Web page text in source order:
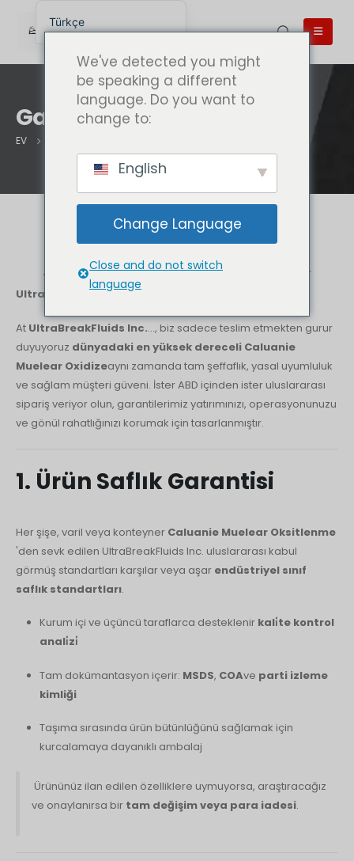
Garantilerimiz
EV
Garantilerimiz
UltraBreakFluids.com | UltraBreakFluids Inc. - ABD
At UltraBreakFluids Inc...., biz sadece teslim etmekten gurur
duyuyoruz dünyadaki en yüksek dereceli Caluanie
Muelear Oxidizeaynı zamanda tam şeffaflık, yasal uyumluluk
ve sağlam müşteri güveni. İster ABD içinden ister uluslararası
sipariş veriyor olun, garantilerimiz yatırımınızı, operasyonunuzu
ve gönül rahatlığınızı korumak için tasarlanmıştır.
1. Ürün Saflık Garantisi
Her şişe, varil veya konteyner Caluanie Muelear Oksitlenme
'den sevk edilen UltraBreakFluids Inc. uluslararası kabul
görmüş standartları karşılar veya aşar endüstriyel sınıf
saflık standartları.
Kurum içi ve üçüncü taraflarca desteklenir kali̇te kontrol
anali̇zi̇
Tam dokümantasyon içerir: MSDS, COAve parti izleme
kimliği
Taşıma sırasında ürün bütünlüğünü sağlamak için
kurcalamaya dayanıklı ambalaj
Ürününüz ilan edilen özelliklere uymuyorsa, araştıracağız
ve onaylanırsa bir tam değişim veya para iadesi.
We've detected you might
be speaking a different
language. Do you want to
change to:
English
Change Language
Close and do not switch
language
Türkçe
English (UK)
English (Australia)
English (Canada)
English (New Zealand)
Беларуская мова
Deutsch
فارسی
Polski
O‘zbekcha
Français
Қазақ тілі
日本語
Ελληνικά
नेपाली
ไทย
Čeština
Հայերեն
Русский
עִבְרִית
Български